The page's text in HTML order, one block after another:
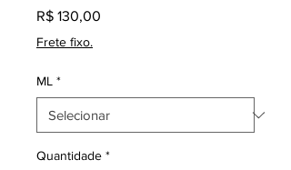
R$ 130,00
Frete fixo.
ML *
Quantidade *